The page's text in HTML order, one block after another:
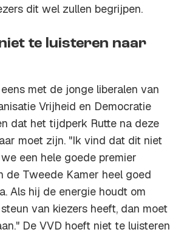
dit wel zullen begrijpen.
te luisteren naar
met de jonge liberalen van
Vrijheid en Democratie
dat het tijdperk Rutte na deze
moet zijn. "Ik vind dat dit niet
een hele goede premier
de Tweede Kamer heel goed
Als hij de energie houdt om
van kiezers heeft, dan moet
De VVD hoeft niet te luisteren